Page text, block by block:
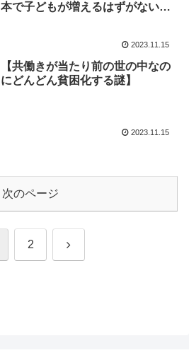
本で子どもが増えるはずがない当
2023.11.15
【共働きが当たり前の世の中なの
にどんどん貧困化する謎】
2023.11.15
次のページ
2 次